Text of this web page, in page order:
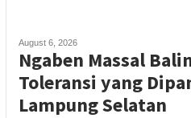
August 6, 2026
Ngaben Massal
Toleransi yang
Lampung Selatan